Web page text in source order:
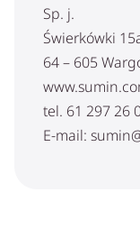
Sp. j.
Świerkówki
64 – 605
tel. 61 297 26
E-mail: